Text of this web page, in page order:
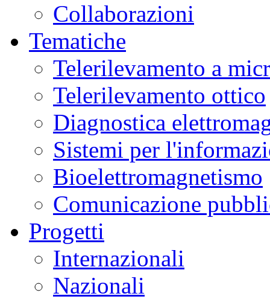
Collaborazioni
Tematiche
Telerilevamento a
Telerilevamento ottico
Diagnostica
Sistemi per
Bioelettromagnetismo
Comunicazione
Progetti
Internazionali
Nazionali